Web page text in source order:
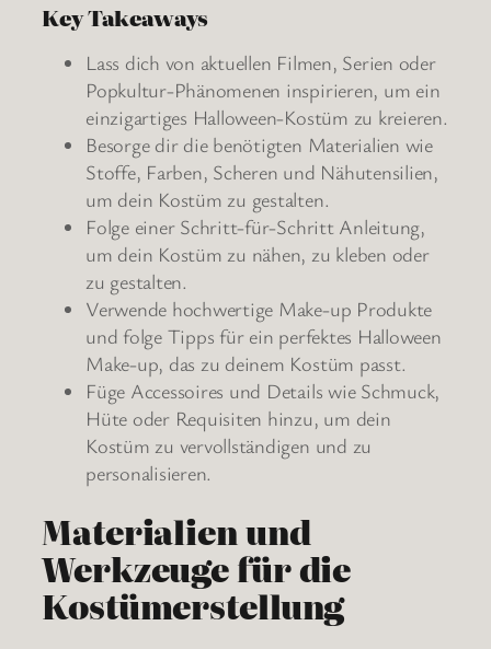
Key Takeaways
Lass dich von aktuellen Filmen, Serien oder
Popkultur-Phänomenen inspirieren, um ein
einzigartiges Halloween-Kostüm zu kreieren.
Besorge dir die benötigten Materialien wie
Stoffe, Farben, Scheren und Nähutensilien,
um dein Kostüm zu gestalten.
Folge einer Schritt-für-Schritt Anleitung,
um dein Kostüm zu nähen, zu kleben oder
zu gestalten.
Verwende hochwertige Make-up Produkte
und folge Tipps für ein perfektes Halloween
Make-up, das zu deinem Kostüm passt.
Füge Accessoires und Details wie Schmuck,
Hüte oder Requisiten hinzu, um dein
Kostüm zu vervollständigen und zu
personalisieren.
Materialien und
Werkzeuge für die
Kostümerstellung